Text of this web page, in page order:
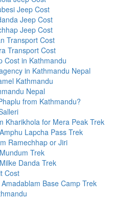
Jeep Cost
Jeep Cost
Jeep Cost
Transport Cost
Transport Cost
Cost in Kathmandu
in Kathmandu Nepal
Kathmandu
Nepal
from Kathmandu?
Kharikhola for Mera Peak Trek
Lapcha Pass Trek
Ramechhap or Jiri
Trek
Danda Trek
Cost
Base Camp Trek